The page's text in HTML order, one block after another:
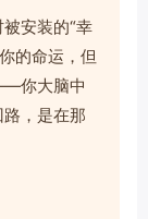
安装的“幸
的命运，但
你大脑中
，是在那